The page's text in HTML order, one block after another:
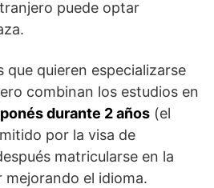
puede optar
que quieren especializarse
combinan los estudios en
durante 2 años (el
por la visa de
matricularse en la
mejorando el idioma.